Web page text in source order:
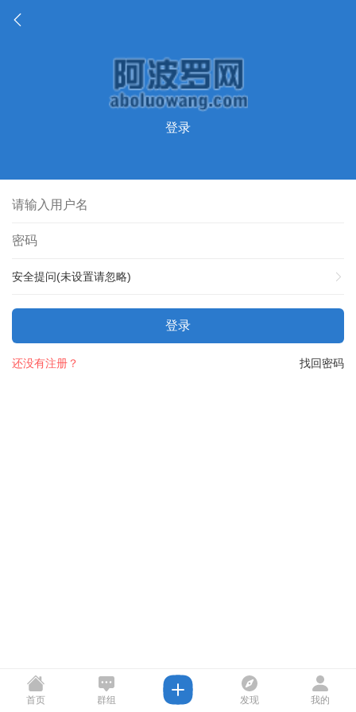
登录
安全提问(未设置请忽略)
登录
找回密码
还没有注册？
首页 群组 发现 我的